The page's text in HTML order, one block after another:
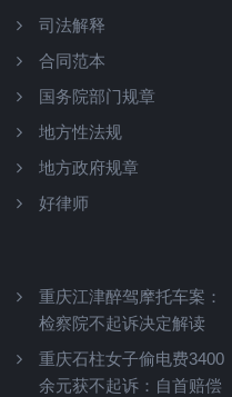
司法解释
合同范本
国务院部门规章
地方性法规
地方政府规章
好律师
重庆江津醉驾摩托车案：
检察院不起诉决定解读
重庆石柱女子偷电费3400
余元获不起诉：自首赔偿